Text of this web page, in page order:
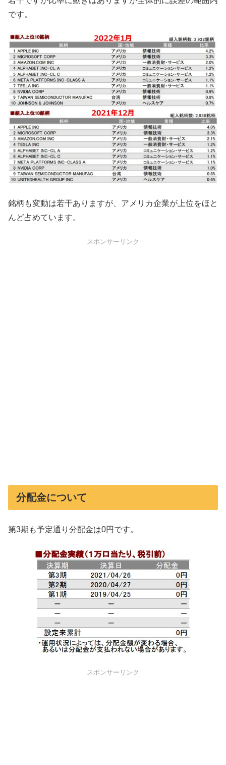
です。
銘柄も変動は若干ありますが、アメリカ企業が上位をほと
んど占めています。
スポンサーリンク
分配金について
第3期も予定通り分配金は0円です。
スポンサーリンク